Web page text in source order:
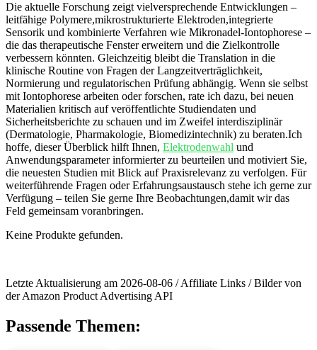
Die aktuelle ‌Forschung zeigt vielversprechende‌ Entwicklungen⁤ –
leitfähige Polymere,mikrostrukturierte Elektroden,integrierte
⁢Sensorik⁤ und‌ kombinierte Verfahren wie Mikronadel‑Iontophorese –
die ⁤das⁢ therapeutische Fenster erweitern und die Zielkontrolle
verbessern könnten. Gleichzeitig bleibt ‍die Translation in⁤ die
klinische ​Routine von ⁤Fragen der Langzeitverträglichkeit,⁢
Normierung⁢ und regulatorischen Prüfung⁣ abhängig. Wenn sie selbst
⁤mit Iontophorese arbeiten⁣ oder forschen, rate ich​ dazu, bei ‌neuen
‍Materialien kritisch auf ‍veröffentlichte Studiendaten und‍
Sicherheitsberichte zu schauen und im Zweifel interdisziplinär
⁢(Dermatologie,⁢ Pharmakologie, Biomedizintechnik) zu beraten.Ich
hoffe, dieser Überblick ⁣hilft Ihnen, Elektrodenwahl ‍ und ​
Anwendungsparameter ‍informierter zu beurteilen und motiviert ⁤Sie,
die neuesten Studien mit‌ Blick ⁣auf Praxisrelevanz zu ⁤verfolgen. Für
weiterführende Fragen oder Erfahrungsaustausch⁢ stehe ich gerne ‌zur
Verfügung – teilen Sie gerne Ihre Beobachtungen,damit⁤ wir ⁣das
Feld ‍gemeinsam voranbringen.
Keine Produkte gefunden.
Letzte Aktualisierung am 2026-08-06 / Affiliate Links / Bilder von
der Amazon Product Advertising API
Passende Themen: